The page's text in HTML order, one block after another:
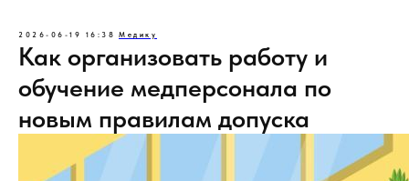
2026-06-19 16:38 Медику
Как организовать работу и
обучение медперсонала по
новым правилам допуска